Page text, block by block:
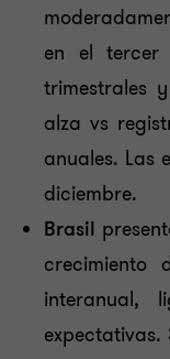
en el tercer
trimestrales
alza vs
anuales. Las
diciembre.
Brasil
crecimiento
interanual,
expectativas.